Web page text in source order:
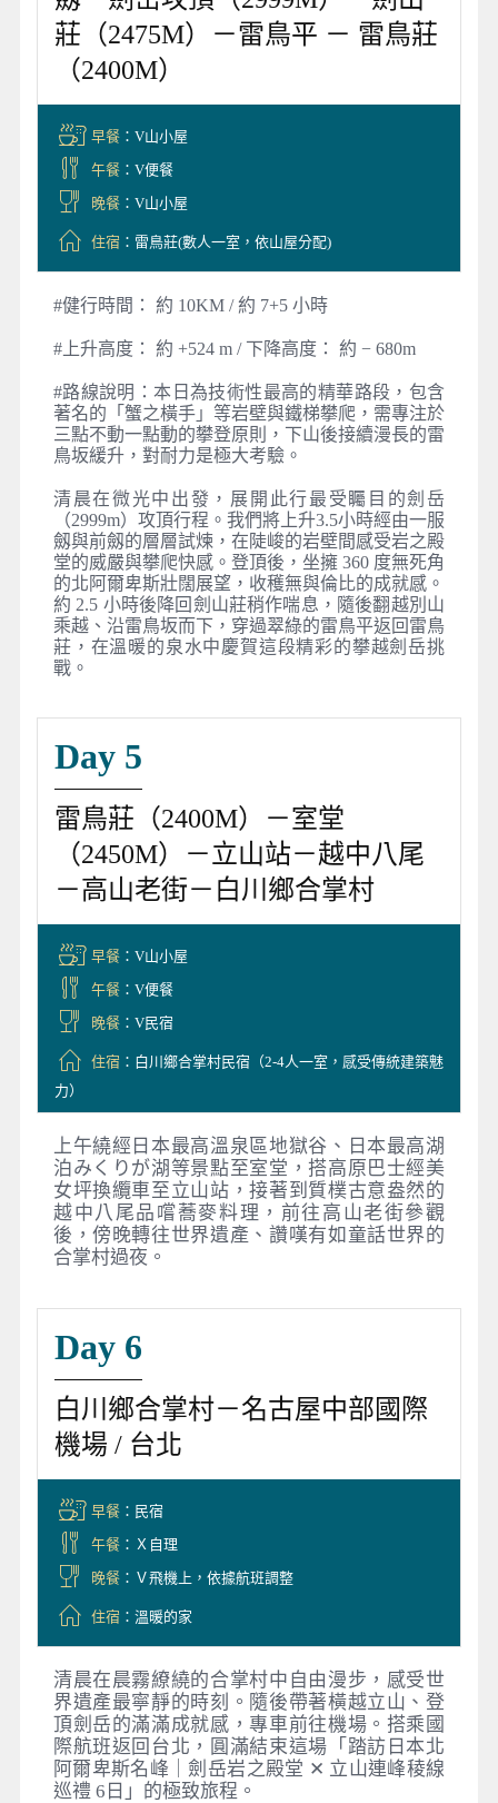
莊（2475M）－雷鳥平 － 雷鳥莊
（2400M）
早餐：V山小屋
午餐：V便餐
晚餐：V山小屋
住宿：雷鳥莊(數人一室，依山屋分配)
#健行時間： 約 10KM / 約 7+5 小時
#上升高度： 約 +524 m / 下降高度： 約 − 680m
#路線說明：本日為技術性最高的精華路段，包含
著名的「蟹之橫手」等岩壁與鐵梯攀爬，需專注於
三點不動一點動的攀登原則，下山後接續漫長的雷
鳥坂緩升，對耐力是極大考驗。
清晨在微光中出發，展開此行最受矚目的劍岳
（2999m）攻頂行程。我們將上升3.5小時經由一服
劔與前劔的層層試煉，在陡峻的岩壁間感受岩之殿
堂的威嚴與攀爬快感。登頂後，坐擁 360 度無死角
的北阿爾卑斯壯闊展望，收穫無與倫比的成就感。
約 2.5 小時後降回劍山莊稍作喘息，隨後翻越別山
乘越、沿雷鳥坂而下，穿過翠綠的雷鳥平返回雷鳥
莊，在溫暖的泉水中慶賀這段精彩的攀越劍岳挑
戰。
Day 5
雷鳥莊（2400M）－室堂
（2450M）－立山站－越中八尾
－高山老街－白川鄉合掌村
早餐：V山小屋
午餐：V便餐
晚餐：V民宿
住宿：白川鄉合掌村民宿（2-4人一室，感受傳統建築魅
力）
上午繞經日本最高溫泉區地獄谷、日本最高湖
泊みくりが湖等景點至室堂，搭高原巴士經美
女坪換纜車至立山站，接著到質樸古意盎然的
越中八尾品嚐蕎麥料理，前往高山老街參觀
後，傍晚轉往世界遺產、讚嘆有如童話世界的
合掌村過夜。
Day 6
白川鄉合掌村－名古屋中部國際
機場 / 台北
早餐：民宿
午餐：Ｘ自理
晚餐：Ｖ飛機上，依據航班調整
住宿：溫暖的家
清晨在晨霧繚繞的合掌村中自由漫步，感受世
界遺產最寧靜的時刻。隨後帶著橫越立山、登
頂劍岳的滿滿成就感，專車前往機場。搭乘國
際航班返回台北，圓滿結束這場「踏訪日本北
阿爾卑斯名峰｜劍岳岩之殿堂 ✕ 立山連峰稜線
巡禮 6日」的極致旅程。